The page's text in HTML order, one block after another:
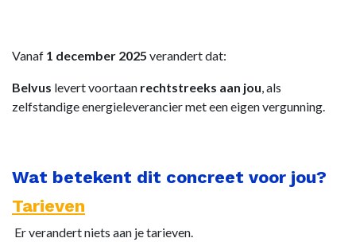
Vanaf 1 december 2025 verandert dat:
Belvus levert voortaan rechtstreeks aan jou, als
zelfstandige energieleverancier met een eigen vergunning.
Wat betekent dit concreet voor jou?
Tarieven
Er verandert niets aan je tarieven.